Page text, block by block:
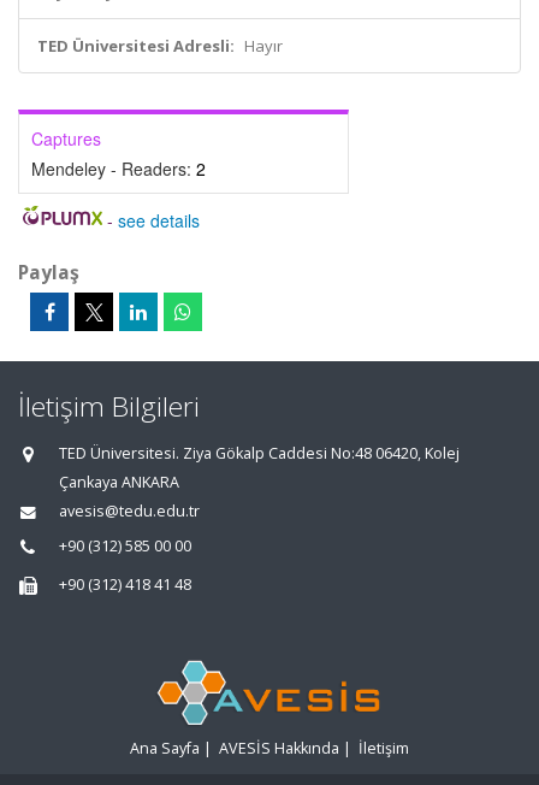
TED Üniversitesi Adresli: Hayır
Captures
Mendeley - Readers: 2
- see details
Paylaş
İletişim Bilgileri
TED Üniversitesi. Ziya Gökalp Caddesi No:48 06420, Kolej
Çankaya ANKARA
avesis@tedu.edu.tr
+90 (312) 585 00 00
+90 (312) 418 41 48
Ana Sayfa | AVESİS Hakkında | İletişim